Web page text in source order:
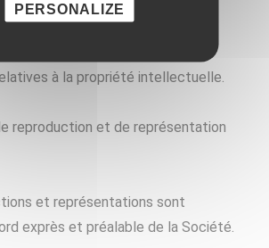
Internet de la Société est
Françaises et
à la propriété intellectuelle.
reproduction et de représentation
et représentations sont
exprès et préalable de la Société.
PERSONALIZE